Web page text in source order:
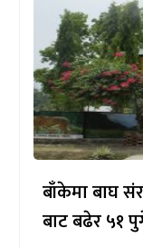
बाँकेमा बाघ
बाट बढेर ५१